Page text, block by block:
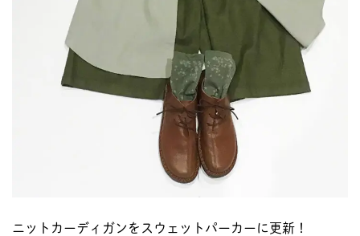
ニットカーディガンをスウェットパーカーに更新！